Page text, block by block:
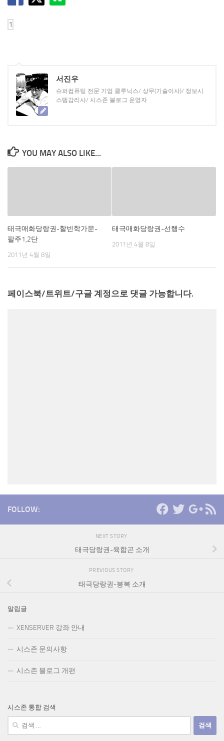
서진우
슈퍼컴퓨팅 전문 기업 클루닉스/ 상무(기술이사)/ 정보시
스템감리사/ 시스존 블로그 운영자
YOU MAY ALSO LIKE...
태극매화당랑권-할빈학가문-
팔주1,2단
2011년 4월 8일
태극매화당랑권-선행수
2011년 4월 8일
페이스북/트위트/구글 계정으로 댓글 가능합니다.
FOLLOW:
NEXT STORY
태극당랑권-육합곤 소개
PREVIOUS STORY
태극당랑권-붕복 소개
알림글
XENSERVER 강좌 안내
시스존 문의사항
시스존 블로그 개편
시스존 통합 검색
검